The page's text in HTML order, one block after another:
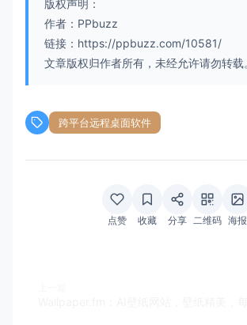
版权声明：
作者：PPbuzz
链接：https://ppbuzz.com/10581/
文章版权归作者所有，未经允许请勿转载
跨平台远程桌面软件
点赞 收藏 分享 二维码 海报